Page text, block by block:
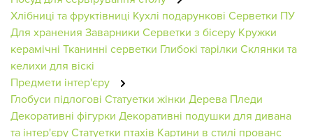
Хлібниці та фруктівниці Кухлі подарункові Серветки ПУ
Для хранения Заварники Серветки з бісеру Кружки
керамічні Тканинні серветки Глибокі тарілки Склянки та
келихи для віскі
Предмети інтер'єру
Глобуси підлогові Статуетки жінки Дерева Пледи
Декоративні фігурки Декоративні подушки для дивана
та інтер'єруСтатуетки птахів Картини в стилі прованс